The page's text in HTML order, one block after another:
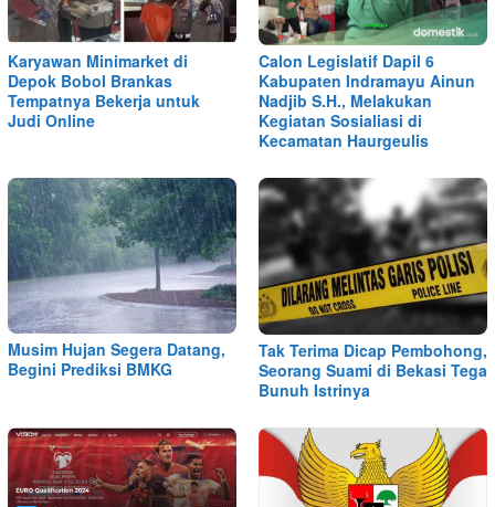
Karyawan Minimarket di
Depok Bobol Brankas
Tempatnya Bekerja untuk
Judi Online
Calon Legislatif Dapil 6
Kabupaten Indramayu Ainun
Nadjib S.H., Melakukan
Kegiatan Sosialiasi di
Kecamatan Haurgeulis
Musim Hujan Segera Datang,
Begini Prediksi BMKG
Tak Terima Dicap Pembohong,
Seorang Suami di Bekasi Tega
Bunuh Istrinya